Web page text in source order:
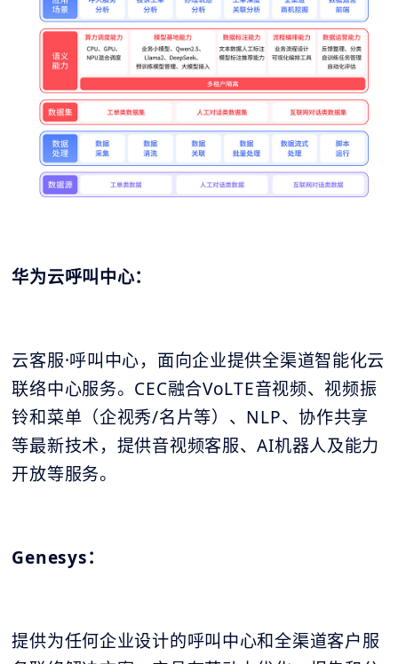
华为云呼叫中心：
云客服·呼叫中心，面向企业提供全渠道智能化云
联络中心服务。CEC融合VoLTE音视频、视频振
铃和菜单（企视秀/名片等）、NLP、协作共享
等最新技术，提供音视频客服、AI机器人及能力
开放等服务。
Genesys：
提供为任何企业设计的呼叫中心和全渠道客户服